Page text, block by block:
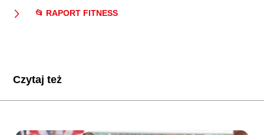
📂 RAPORT FITNESS
Czytaj też